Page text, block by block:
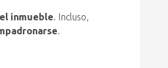
inmueble. Incluso,
.